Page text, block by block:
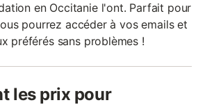
en Occitanie l'ont. Parfait pour
pourrez accéder à vos emails et
préférés sans problèmes !
les prix pour